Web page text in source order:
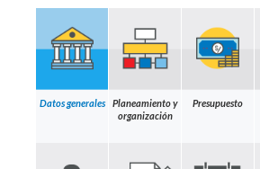
Datos generales
Planeamiento y
organización
Presupuesto